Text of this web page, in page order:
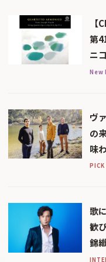
【
第
ニコ
New
ヴ
の
味
PICK
歌
歓
錦